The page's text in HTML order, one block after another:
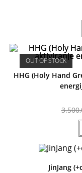
OUT OF STOCK
HHG (Holy Hand
JinJang